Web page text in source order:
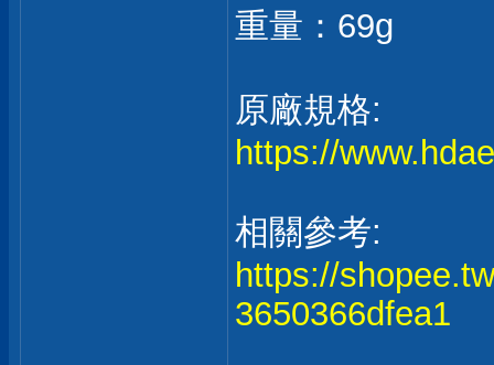
重量：69g
原廠規格:
https://
相關參考:
https://
3650366dfea1